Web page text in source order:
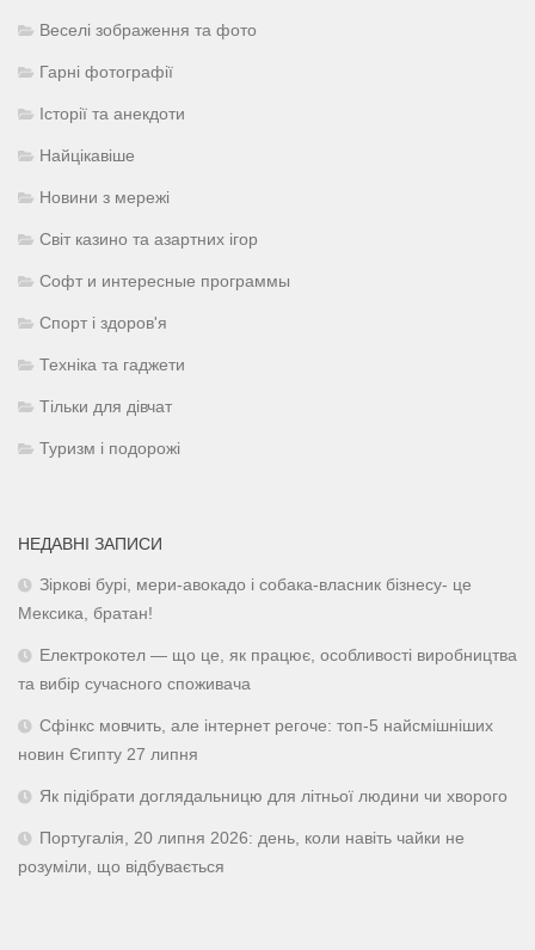
Веселі зображення та фото
Гарні фотографії
Історії та анекдоти
Найцікавіше
Новини з мережі
Світ казино та азартних ігор
Софт и интересные программы
Спорт і здоров'я
Техніка та гаджети
Тільки для дівчат
Туризм і подорожі
НЕДАВНІ ЗАПИСИ
Зіркові бурі, мери-авокадо і собака-власник бізнесу- це
Мексика, братан!
Електрокотел — що це, як працює, особливості виробництва
та вибір сучасного споживача
Сфінкс мовчить, але інтернет регоче: топ-5 найсмішніших
новин Єгипту 27 липня
Як підібрати доглядальницю для літньої людини чи хворого
Португалія, 20 липня 2026: день, коли навіть чайки не
розуміли, що відбувається